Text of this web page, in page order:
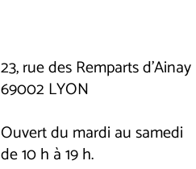
23, rue des Remparts d'Ainay
69002 LYON
Ouvert du mardi au samedi
de 10 h à 19 h.